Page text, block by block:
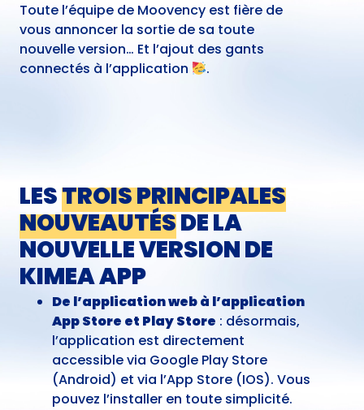
Toute l’équipe de Moovency est fière de
vous annoncer la sortie de sa toute
nouvelle version… Et l’ajout des gants
connectés à l’application
.
LESTROIS PRINCIPALES
NOUVEAUTÉSDE LA
NOUVELLE VERSION DE
KIMEA APP
De l’application web à l’application
App Store et Play Store : désormais,
l’application est directement
accessible via Google Play Store
(Android) et via l’App Store (IOS). Vous
pouvez l’installer en toute simplicité.